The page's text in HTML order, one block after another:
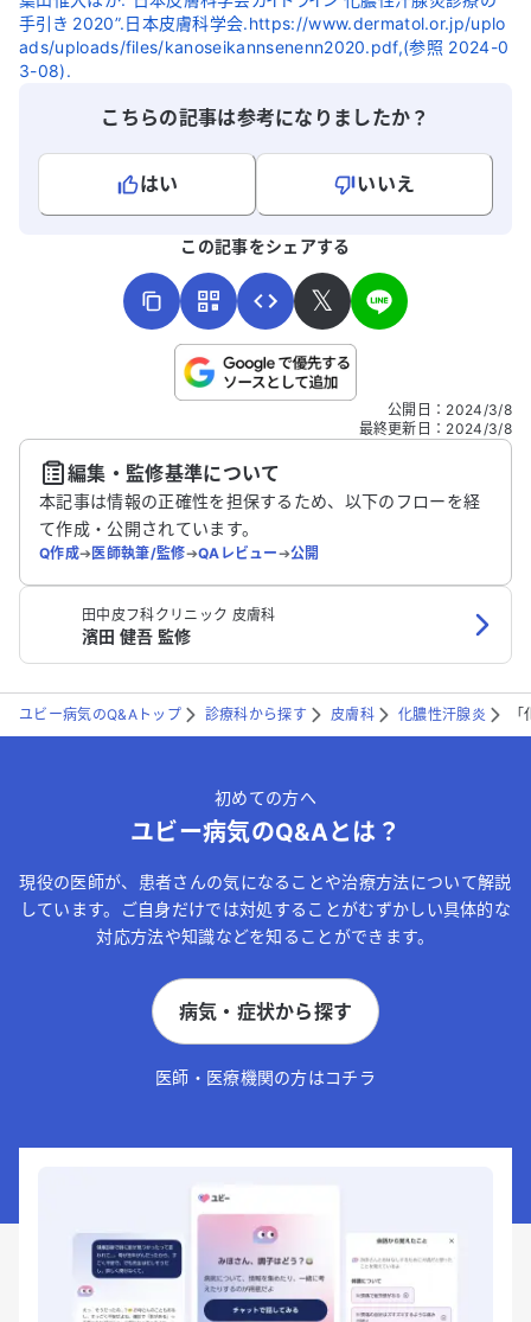
手引き 2020”.日本皮膚科学会.https://www.dermatol.or.jp/uplo
ads/uploads/files/kanoseikannsenenn2020.pdf,(参照 2024-0
3-08).
こちらの記事は参考になりましたか？
はい
いいえ
こちらは送信専用のフォームです。氏名やご自身の病気の詳細な
送信する
この記事をシェアする
𝕏
公開日 ： 2024/3/8
最終更新日 ： 2024/3/8
編集・監修基準について
本記事は情報の正確性を担保するため、以下のフローを経
て作成・公開されています。
Q作成➔医師執筆/監修➔QAレビュー➔公開
田中皮フ科クリニック 皮膚科
濱田 健吾 監修
ユビー病気のQ&Aトップ 診療科から探す 皮膚科 化膿性汗腺炎
初めての方へ
ユビー病気のQ&Aとは？
現役の医師が、患者さんの気になることや治療方法について解説
しています。ご自身だけでは対処することがむずかしい具体的な
対応方法や知識などを知ることができます。
病気・症状から探す
医師・医療機関の方はコチラ